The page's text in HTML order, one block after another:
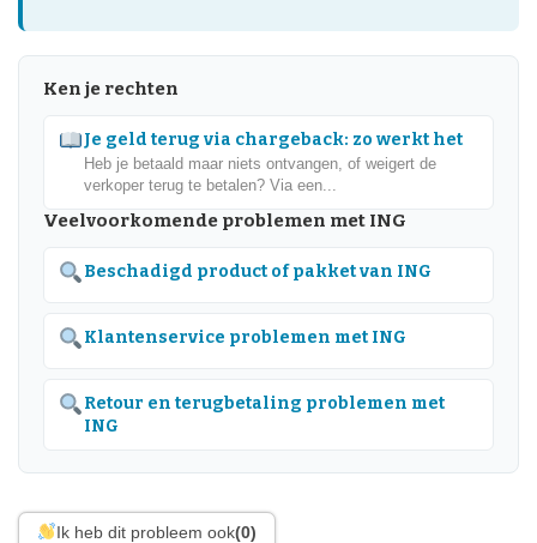
Ken je rechten
Je geld terug via chargeback: zo werkt het
Heb je betaald maar niets ontvangen, of weigert de
verkoper terug te betalen? Via een...
Veelvoorkomende problemen met ING
Beschadigd product of pakket van ING
Klantenservice problemen met ING
Retour en terugbetaling problemen met
ING
Ik heb dit probleem ook(0)